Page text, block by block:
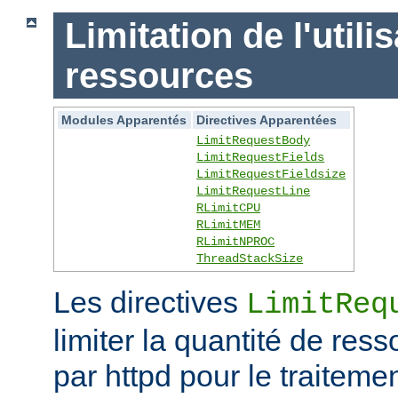
Limitation de
ressources
Modules Apparentés
Directives Apparentées
LimitRequestBody
LimitRequestFields
LimitRequestFieldsize
LimitRequestLine
RLimitCPU
RLimitMEM
RLimitNPROC
ThreadStackSize
Les directives
limiter la quantité de
par httpd pour le